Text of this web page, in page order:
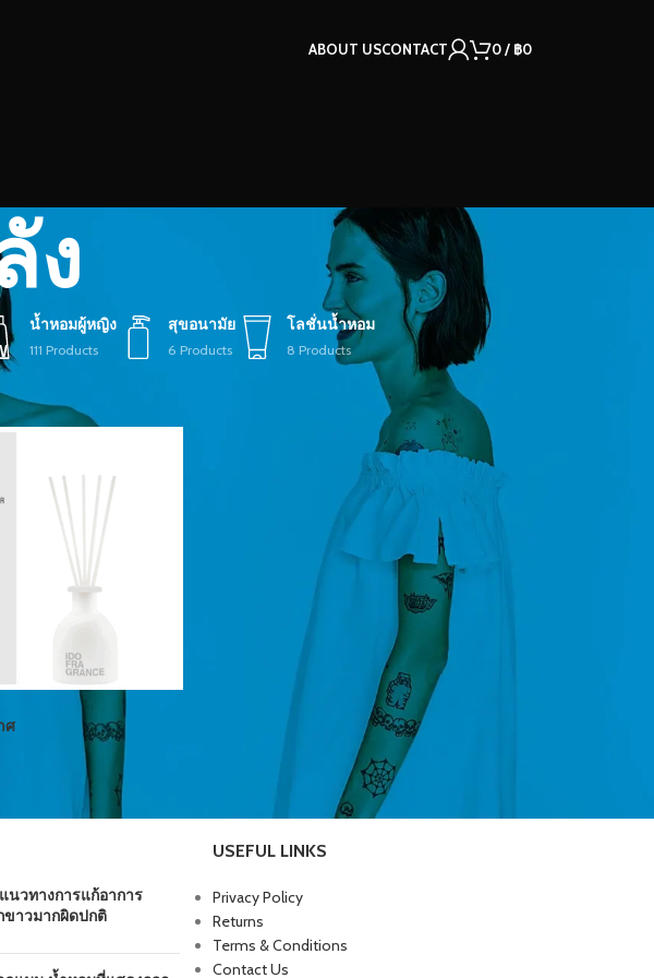
ABOUT USCONTACT 0/ ฿0
ง
น้ำหอมผู้หญิง
111 Products
สุขอนามัย
6 Products
โลชั่นน้ำหอม
8 Products
ศ
นวทางการแก้อาการ
ขาวมากผิดปกติ
USEFUL LINKS
Privacy Policy
Returns
Terms & Conditions
Contact Us